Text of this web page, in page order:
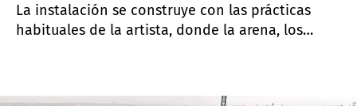
La instalación se construye con las prácticas
habituales de la artista, donde la arena, los